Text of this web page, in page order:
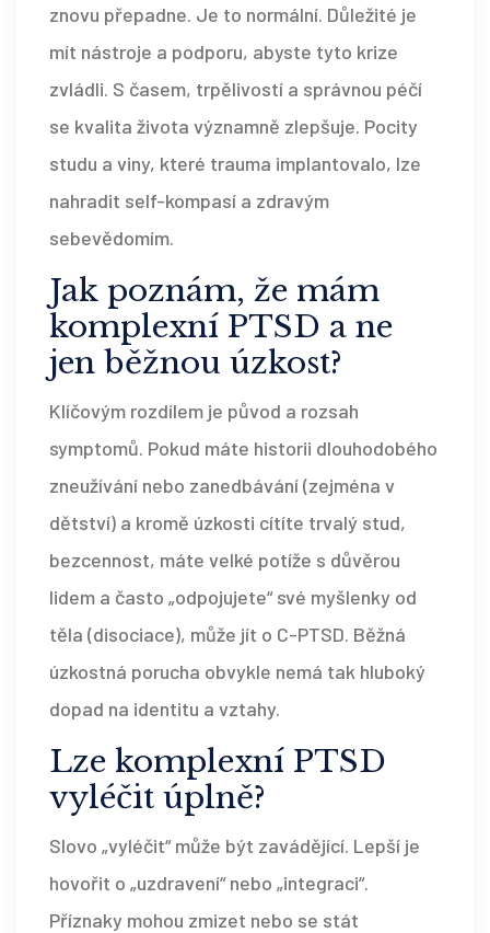
znovu přepadne. Je to normální. Důležité je
mít nástroje a podporu, abyste tyto krize
zvládli. S časem, trpělivostí a správnou péčí
se kvalita života významně zlepšuje. Pocity
studu a viny, které trauma implantovalo, lze
nahradit self-kompasí a zdravým
sebevědomím.
Jak poznám, že mám
komplexní PTSD a ne
jen běžnou úzkost?
Klíčovým rozdílem je původ a rozsah
symptomů. Pokud máte historii dlouhodobého
zneužívání nebo zanedbávání (zejména v
dětství) a kromě úzkosti cítíte trvalý stud,
bezcennost, máte velké potíže s důvěrou
lidem a často „odpojujete“ své myšlenky od
těla (disociace), může jít o C-PTSD. Běžná
úzkostná porucha obvykle nemá tak hluboký
dopad na identitu a vztahy.
Lze komplexní PTSD
vyléčit úplně?
Slovo „vyléčit“ může být zavádějící. Lepší je
hovořit o „uzdravení“ nebo „integraci“.
Příznaky mohou zmizet nebo se stát